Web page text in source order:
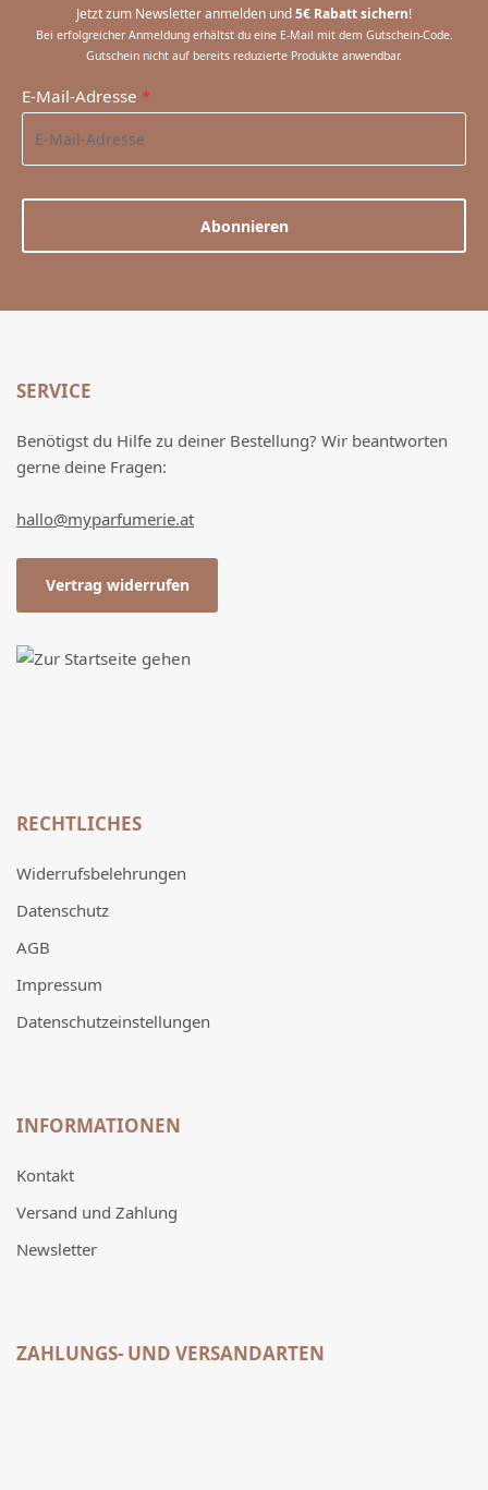
Jetzt zum Newsletter anmelden und5€ Rabatt sichern!
Bei erfolgreicher Anmeldung erhältst du eine E-Mail mit dem Gutschein-Code.
Gutschein nicht auf bereits reduzierte Produkte anwendbar.
E-Mail-Adresse *
Abonnieren
SERVICE
Benötigst du Hilfe zu deiner Bestellung? Wir beantworten
gerne deine Fragen:
hallo@myparfumerie.at
Vertrag widerrufen
RECHTLICHES
Widerrufsbelehrungen
Datenschutz
AGB
Impressum
Datenschutzeinstellungen
INFORMATIONEN
Kontakt
Versand und Zahlung
Newsletter
ZAHLUNGS- UND VERSANDARTEN